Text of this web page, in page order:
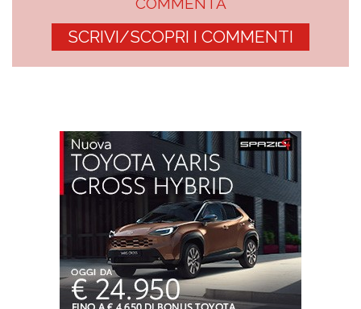
SCRIVI/SCOPRI I COMMENTI